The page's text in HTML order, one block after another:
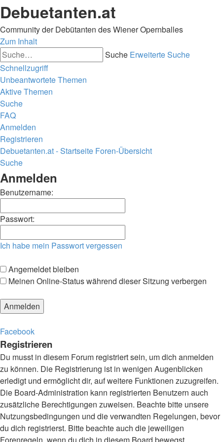
Debuetanten.at
Community der Debütanten des Wiener Opernballes
Zum Inhalt
Suche Erweiterte Suche
Schnellzugriff
Unbeantwortete Themen
Aktive Themen
Suche
FAQ
Anmelden
Registrieren
Debuetanten.at - Startseite Foren-Übersicht
Suche
Anmelden
Benutzername:
Passwort:
Ich habe mein Passwort vergessen
Angemeldet bleiben
Meinen Online-Status während dieser Sitzung verbergen
Facebook
Registrieren
Du musst in diesem Forum registriert sein, um dich anmelden
zu können. Die Registrierung ist in wenigen Augenblicken
erledigt und ermöglicht dir, auf weitere Funktionen zuzugreifen.
Die Board-Administration kann registrierten Benutzern auch
zusätzliche Berechtigungen zuweisen. Beachte bitte unsere
Nutzungsbedingungen und die verwandten Regelungen, bevor
du dich registrierst. Bitte beachte auch die jeweiligen